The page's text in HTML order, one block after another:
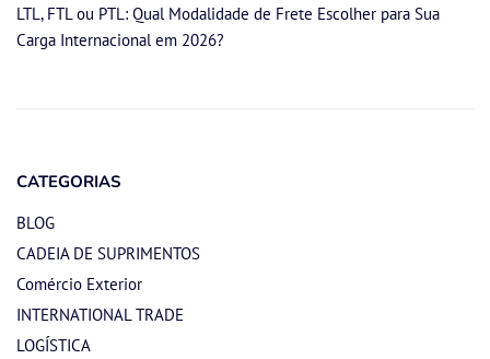
LTL, FTL ou PTL: Qual Modalidade de Frete Escolher para Sua
Carga Internacional em 2026?
CATEGORIAS
BLOG
CADEIA DE SUPRIMENTOS
Comércio Exterior
INTERNATIONAL TRADE
LOGÍSTICA